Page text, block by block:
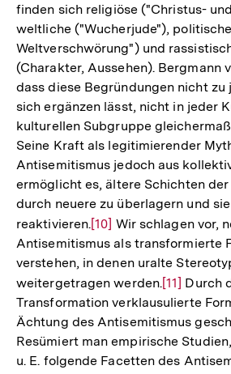
finden sich religiöse ("Christus-
weltliche ("Wucherjude"),
Weltverschwörung") und
(Charakter, Aussehen). Bergmann
dass diese Begründungen nicht zu
sich ergänzen lässt, nicht in jeder
kulturellen Subgruppe
Seine Kraft als legitimierender
Antisemitismus jedoch aus
ermöglicht es, ältere Schichten
durch neuere zu überlagern und
reaktivieren.Zur
Auflösung
der
Fußnote
[10] Wir schlagen vor,
Antisemitismus als transformierte
verstehen, in denen uralte
weitergetragen werden.Zur
Auflösung
der
Fußnote
[11] Durch
Transformation verklausulierte
Ächtung des Antisemitismus
Resümiert man empirische
u. E. folgende Facetten des